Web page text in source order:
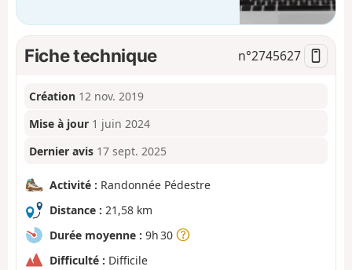
Fiche technique n°2745627
Création 12 nov. 2019
Mise à jour 1 juin 2024
Dernier avis 17 sept. 2025
Activité : Randonnée Pédestre
Distance : 21,58 km
Durée moyenne : 9h 30
Difficulté : Difficile